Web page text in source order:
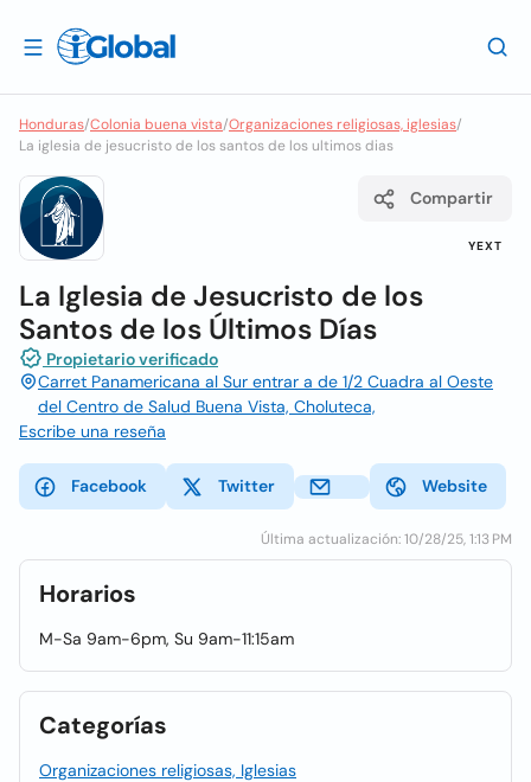
Honduras/Colonia buena vista/Organizaciones religiosas, iglesias/
La iglesia de jesucristo de los santos de los ultimos dias
YEXT
Compartir
La Iglesia de Jesucristo de los
Santos de los Últimos Días
Propietario verificado
Carret Panamericana al Sur entrar a de 1/2 Cuadra al Oeste
del Centro de Salud Buena Vista, Choluteca,
Escribe una reseña
Facebook Twitter Website
Última actualización: 10/28/25, 1:13 PM
Horarios
M-Sa 9am-6pm, Su 9am-11:15am
Categorías
Organizaciones religiosas, Iglesias